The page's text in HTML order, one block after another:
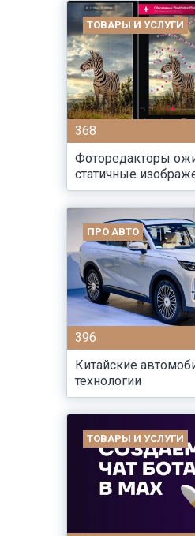
ТОВАРЫ И УСЛУГИ
368
Фоторедакторы
статичные
ПРО АВТО
396
Китайские
технологии
ТОВАРЫ И УСЛУГИ